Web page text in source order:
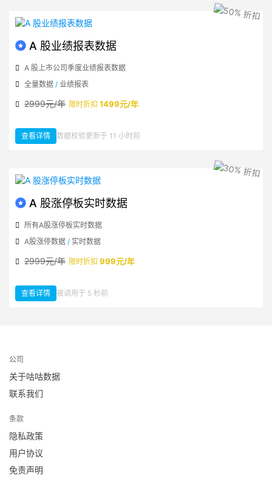
A 股业绩报表数据
A 股上市公司季度业绩报表数据
全量数据 / 业绩报表
2999元/年 限时折扣 1499元/年
查看详情：A 股业绩报表数据
数据校验更新于 11 小时前
A 股涨停板实时数据
所有A股涨停板实时数据
A股涨停数据 / 实时数据
2999元/年 限时折扣 999元/年
查看详情：A 股涨停板实时数据
被调用于 5 秒前
公司
关于咕咕数据
联系我们
条款
隐私政策
用户协议
免责声明